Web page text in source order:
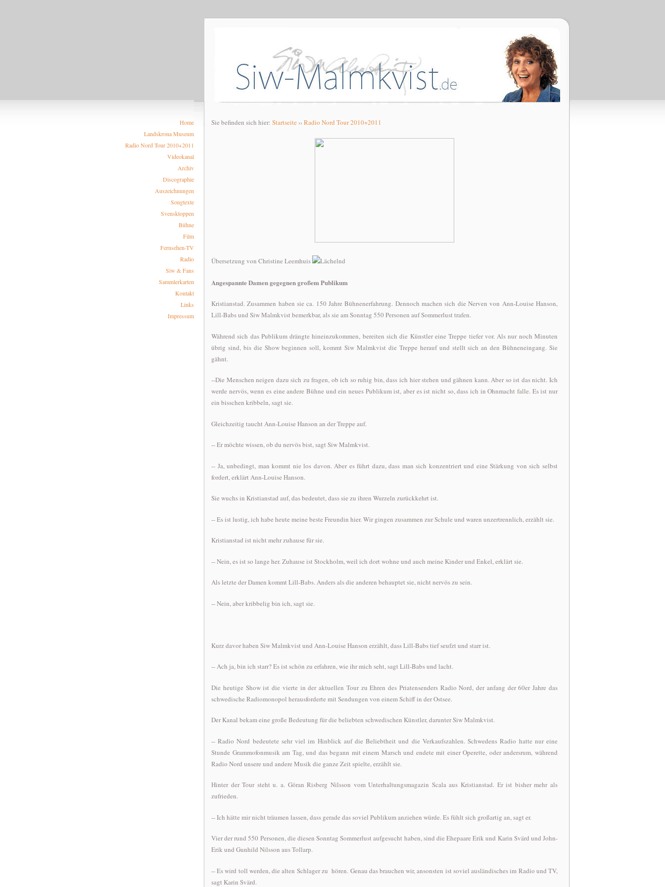
Home
Landskrona Museum
Radio Nord Tour 2010+2011
Videokanal
Archiv
Discographie
Auszeichnungen
Songtexte
Svensktoppen
Bühne
Film
Fernsehen-TV
Radio
Siw & Fans
Sammlerkarten
Kontakt
Links
Impressum
Sie befinden sich hier: Startseite ›› Radio Nord Tour 2010+2011
Übersetzung von Christine Leemhuis
Angespannte Damen gegegnen großem Publikum
Kristianstad. Zusammen haben sie ca. 150 Jahre Bühnenerfahrung. Dennoch machen sich die Nerven von Ann-Louise Hanson,
Lill-Babs und Siw Malmkvist bemerkbar, als sie am Sonntag 550 Personen auf Sommerlust trafen.
Während sich das Publikum drängte hineinzukommen, bereiten sich die Künstler eine Treppe tiefer vor. Als nur noch Minuten
übrig sind, bis die Show beginnen soll, kommt Siw Malmkvist die Treppe herauf und stellt sich an den Bühneneingang. Sie
gähnt.
--Die Menschen neigen dazu sich zu fragen, ob ich so ruhig bin, dass ich hier stehen und gähnen kann. Aber so ist das nicht. Ich
werde nervös, wenn es eine andere Bühne und ein neues Publikum ist, aber es ist nicht so, dass ich in Ohnmacht falle. Es ist nur
ein bisschen kribbeln, sagt sie.
Gleichzeitig taucht Ann-Louise Hanson an der Treppe auf.
-- Er möchte wissen, ob du nervös bist, sagt Siw Malmkvist.
-- Ja, unbedingt, man kommt nie los davon. Aber es führt dazu, dass man sich konzentriert und eine Stärkung von sich selbst
fordert, erklärt Ann-Louise Hanson.
Sie wuchs in Kristianstad auf, das bedeutet, dass sie zu ihren Wurzeln zurückkehrt ist.
-- Es ist lustig, ich habe heute meine beste Freundin hier. Wir gingen zusammen zur Schule und waren unzertrennlich, erzählt sie.
Kristianstad ist nicht mehr zuhause für sie.
-- Nein, es ist so lange her. Zuhause ist Stockholm, weil ich dort wohne und auch meine Kinder und Enkel, erklärt sie.
Als letzte der Damen kommt Lill-Babs. Anders als die anderen behauptet sie, nicht nervös zu sein.
-- Nein, aber kribbelig bin ich, sagt sie.
Kurz davor haben Siw Malmkvist und Ann-Louise Hanson erzählt, dass Lill-Babs tief seufzt und starr ist.
-- Ach ja, bin ich starr? Es ist schön zu erfahren, wie ihr mich seht, sagt Lill-Babs und lacht.
Die heutige Show ist die vierte in der aktuellen Tour zu Ehren des Priatensenders Radio Nord, der anfang der 60er Jahre das
schwedische Radiomonopol herausforderte mit Sendungen von einem Schiff in der Ostsee.
Der Kanal bekam eine große Bedeutung für die beliebten schwedischen Künstler, darunter Siw Malmkvist.
-- Radio Nord bedeutete sehr viel im Hinblick auf die Beliebtheit und die Verkaufszahlen. Schwedens Radio hatte nur eine
Stunde Grammofonmusik am Tag, und das begann mit einem Marsch und endete mit einer Operette, oder andersrum, während
Radio Nord unsere und andere Musik die ganze Zeit spielte, erzählt sie.
Hinter der Tour steht u. a. Göran Risberg Nilsson vom Unterhaltungsmagazin Scala aus Kristianstad. Er ist bisher mehr als
zufrieden.
-- Ich hätte mir nicht träumen lassen, dass gerade das soviel Publikum anziehen würde. Es fühlt sich großartig an, sagt er.
Vier der rund 550 Personen, die diesen Sonntag Sommerlust aufgesucht haben, sind die Ehepaare Erik und Karin Svärd und John-
Erik und Gunhild Nilsson aus Tollarp.
-- Es wird toll werden, die alten Schlager zu hören. Genau das brauchen wir, ansonsten ist soviel ausländisches im Radio und TV,
sagt Karin Svärd.